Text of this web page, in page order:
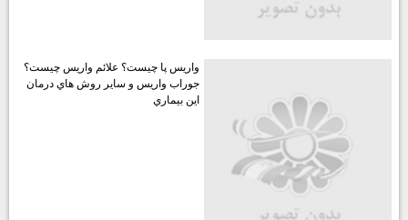
واريس پا چيست؟ علائم واريس چيست؟
جوراب واريس و ساير روش هاي درمان
اين بيماري